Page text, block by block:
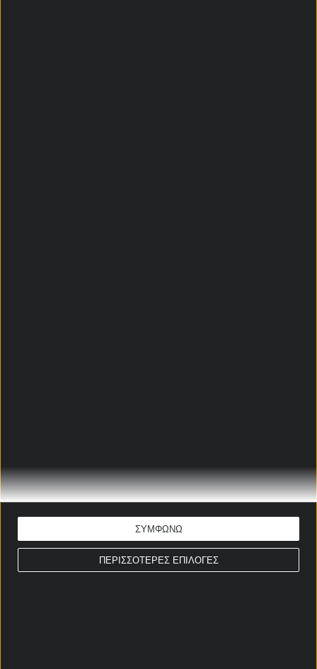
ΠΕΡΙΣΣΟΤΕΡΕΣ ΕΠΙΛΟΓΕΣ
ΣΥΜΦΩΝΩ
Γιάννης-Μάριος Παπαδόπουλος
ΕΚΤΙΜΗΣΗ: 1
Απόδοση: 1.72